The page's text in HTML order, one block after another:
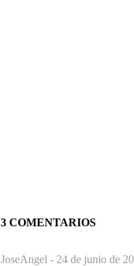
3 COMENTARIOS
JoseAngel - 24 de junio de